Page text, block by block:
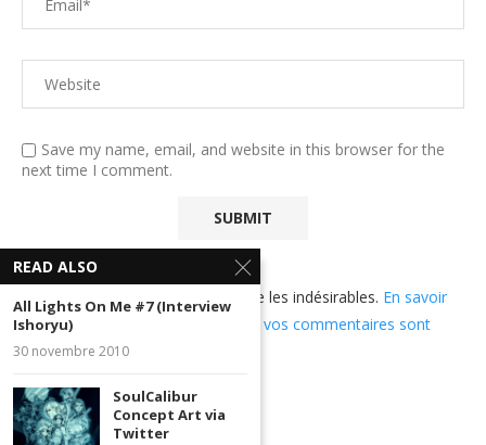
Save my name, email, and website in this browser for the
next time I comment.
Ce site utilise Akismet pour réduire les indésirables. En savoir
plus sur comment les données de vos commentaires sont
utilisées.
READ ALSO
All Lights On Me #7 (Interview
Ishoryu)
30 novembre 2010
SoulCalibur
Concept Art via
Twitter